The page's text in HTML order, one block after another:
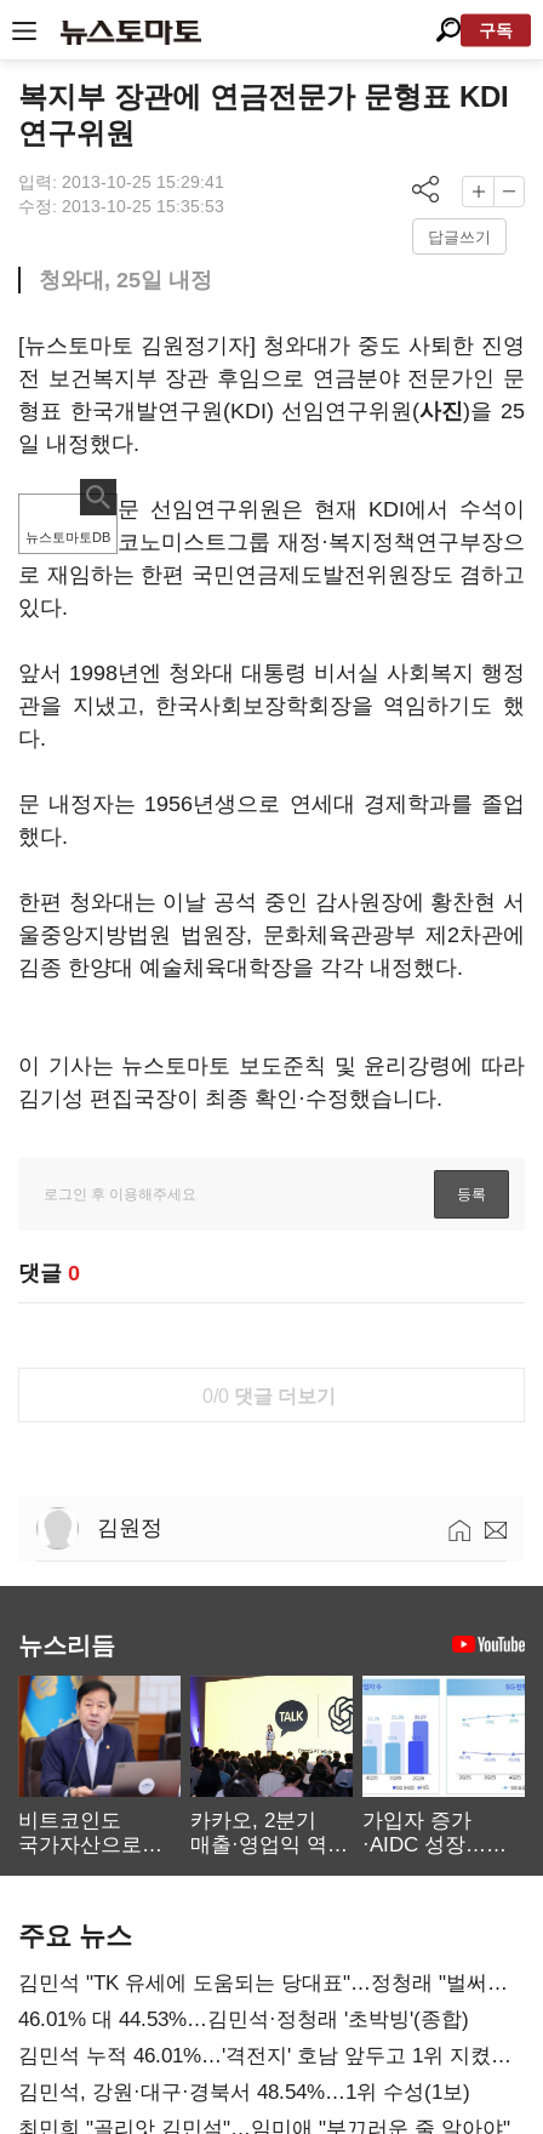
구독
복지부 장관에 연금전문가 문형표 KDI
연구위원
입력: 2013-10-25 15:29:41
수정: 2013-10-25 15:35:53
답글쓰기
청와대, 25일 내정
[뉴스토마토 김원정기자] 청와대가 중도 사퇴한 진영
전 보건복지부 장관 후임으로 연금분야 전문가인 문
형표 한국개발연구원(KDI) 선임연구위원(사진)을 25
일 내정했다.
뉴스토마토DB
문 선임연구위원은 현재 KDI에서 수석이
코노미스트그룹 재정·복지정책연구부장으
로 재임하는 한편 국민연금제도발전위원장도 겸하고
있다.
앞서 1998년엔 청와대 대통령 비서실 사회복지 행정
관을 지냈고, 한국사회보장학회장을 역임하기도 했
다.
문 내정자는 1956년생으로 연세대 경제학과를 졸업
했다.
한편 청와대는 이날 공석 중인 감사원장에 황찬현 서
울중앙지방법원 법원장, 문화체육관광부 제2차관에
김종 한양대 예술체육대학장을 각각 내정했다.
이 기사는 뉴스토마토 보도준칙 및 윤리강령에 따라
김기성 편집국장이 최종 확인·수정했습니다.
댓글 0
0/0 댓글 더보기
김원정
뉴스리듬
비트코인도
국가자산으로…'
카카오, 2분기
매출·영업익 역대
가입자 증가
·AIDC 성장…
주요 뉴스
김민석 "TK 유세에 도움되는 당대표"…정청래 "벌써
대표된 양 당직 배분"
46.01% 대 44.53%…김민석·정청래 '초박빙'(종합)
김민석 누적 46.01%…'격전지' 호남 앞두고 1위 지켰다
(2보)
김민석, 강원·대구·경북서 48.54%…1위 수성(1보)
최민희 "골리앗 김민석"…임미애 "부끄러운 줄 알아야"